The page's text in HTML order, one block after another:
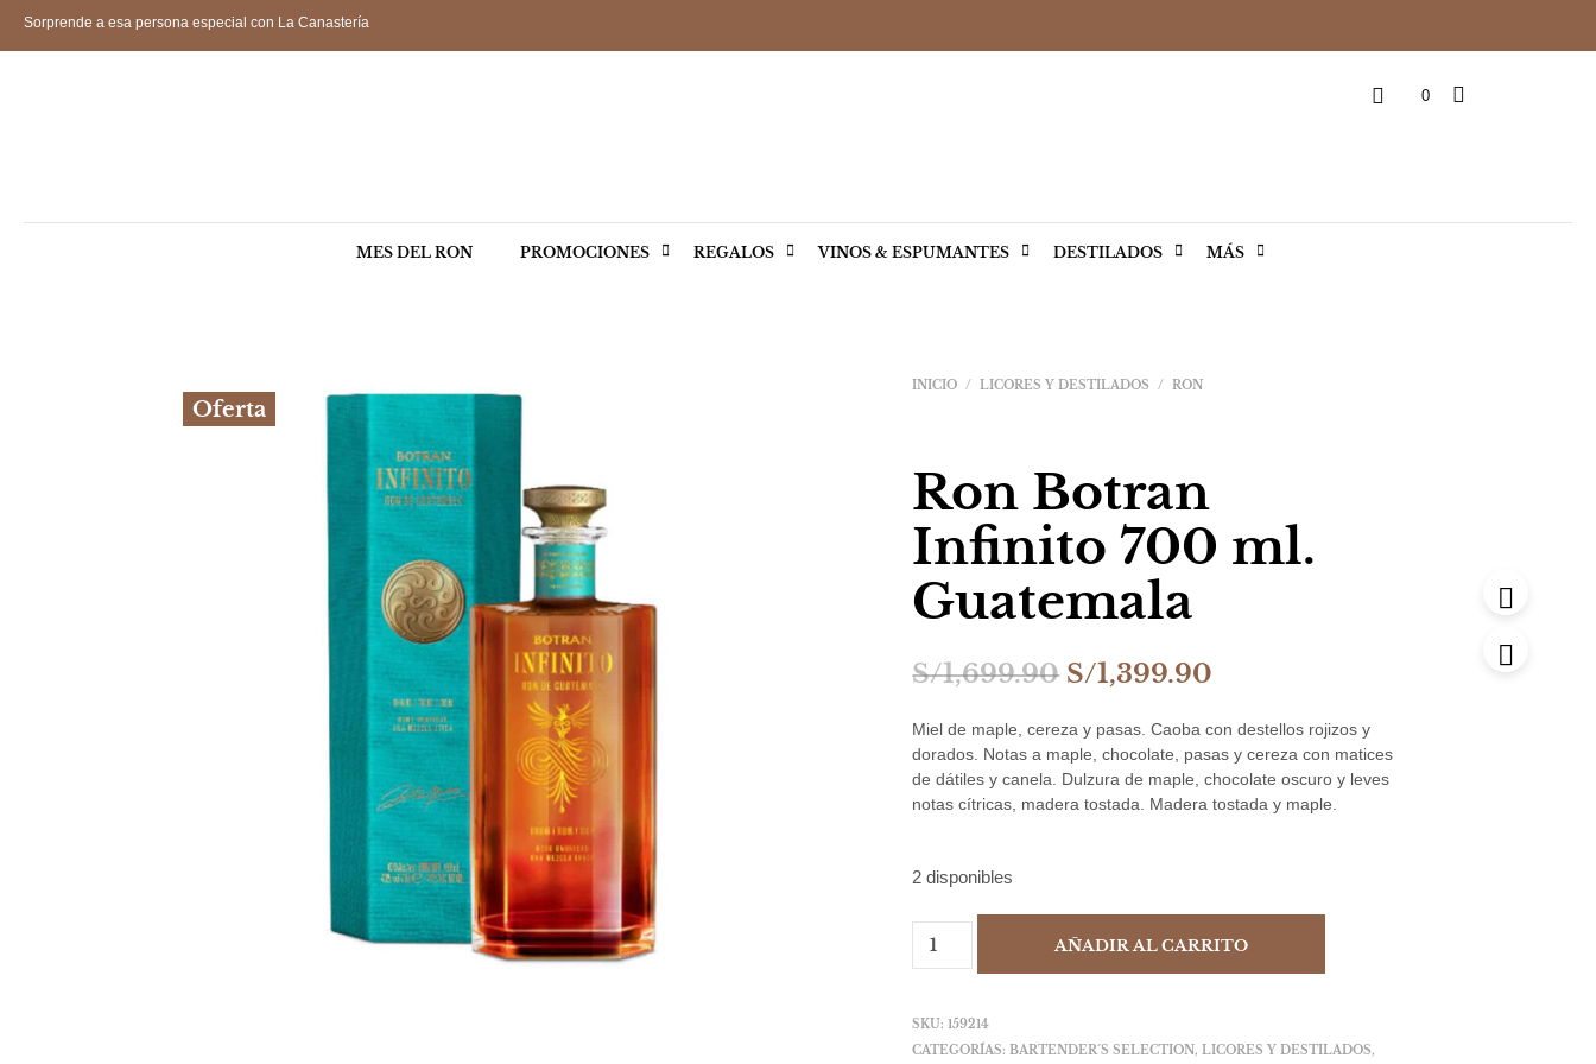
Sorprende a esa persona especial con La Canastería
MES DEL RON PROMOCIONES REGALOS VINOS & ESPUMANTES DESTILADOS MÁS
0
Oferta
INICIO / LICORES Y DESTILADOS / RON
Ron Botran
Infinito 700 ml.
Guatemala
S/1,699.90 El
original
era:
S/1,399.90
actual
es:
Miel de maple, cereza y pasas. Caoba con destellos rojizos y
dorados. Notas a maple, chocolate, pasas y cereza con matices
de dátiles y canela. Dulzura de maple, chocolate oscuro y leves
notas cítricas, madera tostada. Madera tostada y maple.
2 disponibles
AÑADIR AL CARRITO
SKU:159214
CATEGORÍAS:BARTENDER´S SELECTION,LICORES Y DESTILADOS,